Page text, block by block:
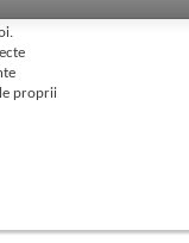
proprii